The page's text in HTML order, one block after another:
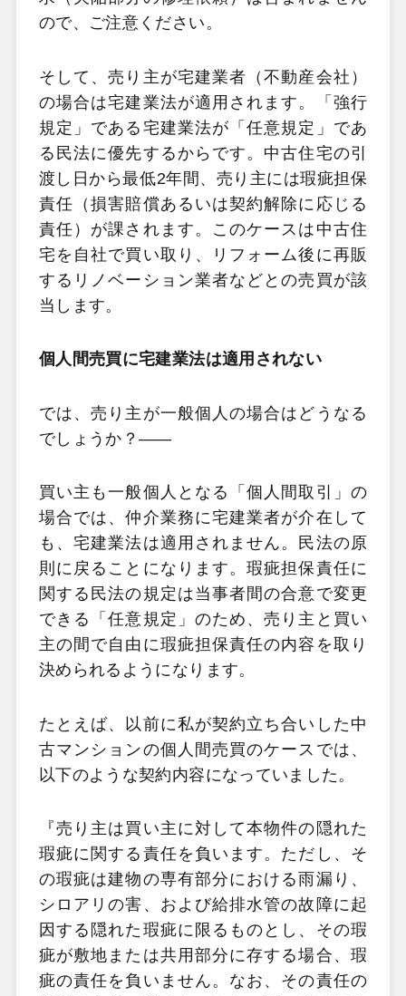
ので、ご注意ください。
そして、売り主が宅建業者（不動産会社）
の場合は宅建業法が適用されます。「強行
規定」である宅建業法が「任意規定」であ
る民法に優先するからです。中古住宅の引
渡し日から最低2年間、売り主には瑕疵担保
責任（損害賠償あるいは契約解除に応じる
責任）が課されます。このケースは中古住
宅を自社で買い取り、リフォーム後に再販
するリノベーション業者などとの売買が該
当します。
個人間売買に宅建業法は適用されない
では、売り主が一般個人の場合はどうなる
でしょうか？――
買い主も一般個人となる「個人間取引」の
場合では、仲介業務に宅建業者が介在して
も、宅建業法は適用されません。民法の原
則に戻ることになります。瑕疵担保責任に
関する民法の規定は当事者間の合意で変更
できる「任意規定」のため、売り主と買い
主の間で自由に瑕疵担保責任の内容を取り
決められるようになります。
たとえば、以前に私が契約立ち合いした中
古マンションの個人間売買のケースでは、
以下のような契約内容になっていました。
『売り主は買い主に対して本物件の隠れた
瑕疵に関する責任を負います。ただし、そ
の瑕疵は建物の専有部分における雨漏り、
シロアリの害、および給排水管の故障に起
因する隠れた瑕疵に限るものとし、その瑕
疵が敷地または共用部分に存する場合、瑕
疵の責任を負いません。なお、その責任の